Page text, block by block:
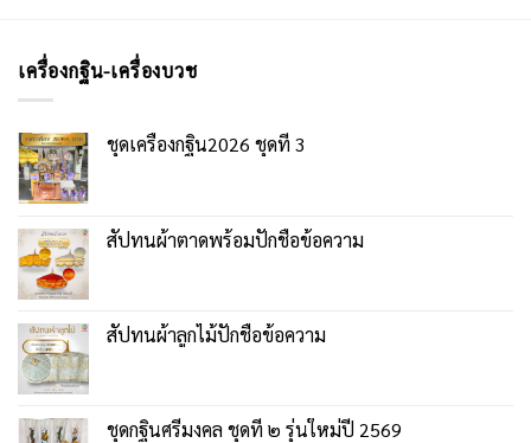
เครื่องกฐิน-เครื่องบวช
ชุดเครื่องกฐิน2026 ชุดที่ 3
สัปทนผ้าตาดพร้อมปักชื่อข้อความ
สัปทนผ้าลูกไม้ปักชื่อข้อความ
ชุดกฐินศรีมงคล ชุดที่ ๒ รุ่นใหม่ปี 2569